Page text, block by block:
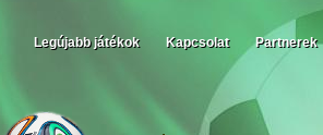
Legújabb játékok Kapcsolat Partnerek